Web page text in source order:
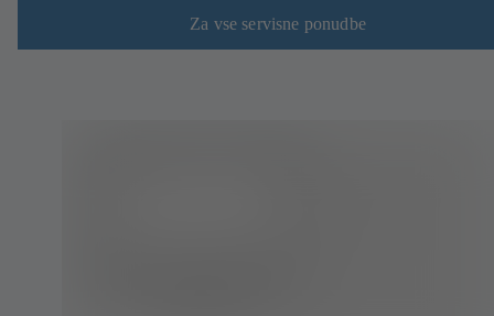
Za vse servisne ponudbe